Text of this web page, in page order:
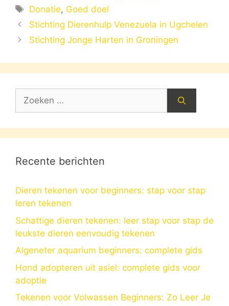
Tags
Donatie, Goed doel
Stichting Dierenhulp Venezuela in Ugchelen
Stichting Jonge Harten in Groningen
Zoek
Recente berichten
Dieren tekenen voor beginners: stap voor stap
leren tekenen
Schattige dieren tekenen: leer stap voor stap de
leukste dieren eenvoudig tekenen
Algeneter aquarium beginners: complete gids
Hond adopteren uit asiel: complete gids voor
adoptie
Tekenen voor Volwassen Beginners: Zo Leer Je